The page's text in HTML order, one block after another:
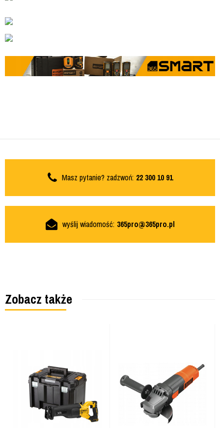
Masz pytanie? zadzwoń: 22 300 10 91
wyślij wiadomość: 365pro@365pro.pl
Zobacz także